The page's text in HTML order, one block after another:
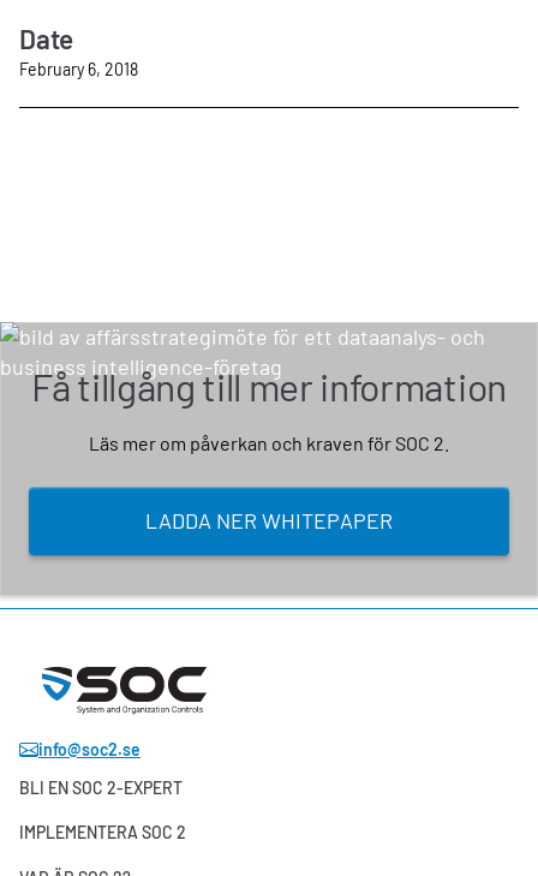
Date
February 6, 2018
Få tillgång till mer information
Läs mer om påverkan och kraven för SOC 2.
LADDA NER WHITEPAPER
info@soc2.se
BLI EN SOC 2-EXPERT
IMPLEMENTERA SOC 2